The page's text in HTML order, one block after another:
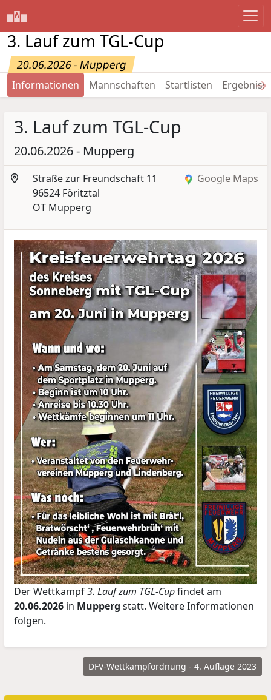
3. Lauf zum TGL-Cup
20.06.2026 - Mupperg
Informationen Mannschaften Startlisten →
3. Lauf zum TGL-Cup
20.06.2026 - Mupperg
Straße zur Freundschaft 11
96524 Föritztal
OT Mupperg
Google Maps
Der Wettkampf3. Lauf zum TGL-Cupfindet am
20.06.2026 in Mupperg statt. Weitere Informationen
folgen.
DFV-Wettkampfordnung - 4. Auflage 2023